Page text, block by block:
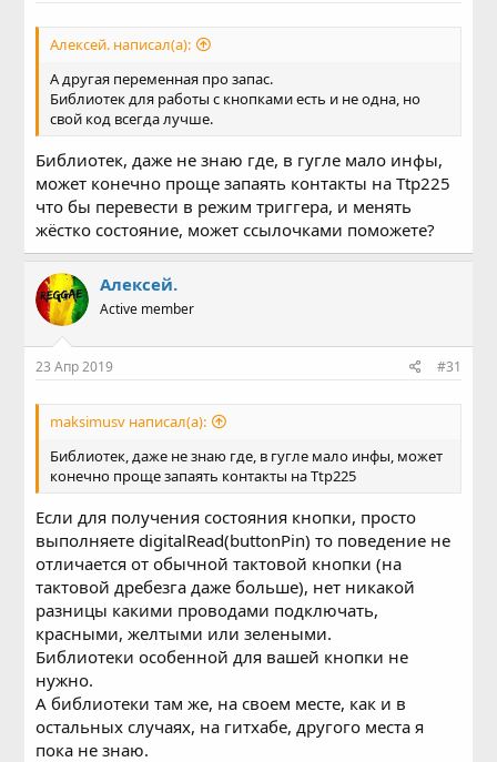
Алексей. написал(а):
А другая переменная про запас.
Библиотек для работы с кнопками есть и не одна, но
свой код всегда лучше.
Библиотек, даже не знаю где, в гугле мало инфы,
может конечно проще запаять контакты на Ttp225
что бы перевести в режим триггера, и менять
жёстко состояние, может ссылочками поможете?
Алексей.
Active member
23 Апр 2019 #31
maksimusv написал(а):
Библиотек, даже не знаю где, в гугле мало инфы, может
конечно проще запаять контакты на Ttp225
Если для получения состояния кнопки, просто
выполняете digitalRead(buttonPin) то поведение не
отличается от обычной тактовой кнопки (на
тактовой дребезга даже больше), нет никакой
разницы какими проводами подключать,
красными, желтыми или зелеными.
Библиотеки особенной для вашей кнопки не
нужно.
А библиотеки там же, на своем месте, как и в
остальных случаях, на гитхабе, другого места я
пока не знаю.